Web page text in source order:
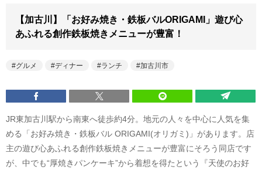
【加古川】「お好み焼き・鉄板バルORIGAMI」遊び心
あふれる創作鉄板焼きメニューが豊富！
グルメ ディナー ランチ 加古川市
JR東加古川駅から南東へ徒歩約4分。地元の人々を中心に人気を集
める「お好み焼き・鉄板バル ORIGAMI(オリガミ)」があります。店
主の遊び心あふれる創作鉄板焼きメニューが豊富にそろう同店です
が、中でも“厚焼きパンケーキ”から着想を得たという『天使のお好